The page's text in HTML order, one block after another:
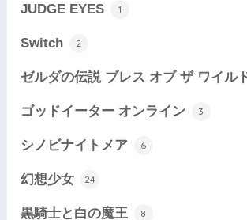
JUDGE EYES 1
Switch 2
ゼルダの伝説 ブレス オブ ザ ワイル
ゴッドイーター オンライン 3
シノビナイトメア 6
幻想少女 24
黒騎士と白の魔王 8